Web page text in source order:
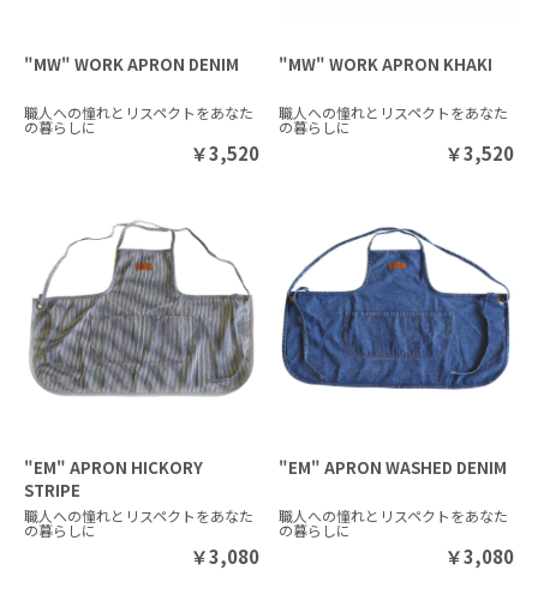
"MW" WORK APRON DENIM
職人への憧れとリスペクトをあなた
の暮らしに
￥3,520
"MW" WORK APRON KHAKI
職人への憧れとリスペクトをあなた
の暮らしに
￥3,520
"EM" APRON HICKORY
STRIPE
職人への憧れとリスペクトをあなた
の暮らしに
￥3,080
"EM" APRON WASHED DENIM
職人への憧れとリスペクトをあなた
の暮らしに
￥3,080